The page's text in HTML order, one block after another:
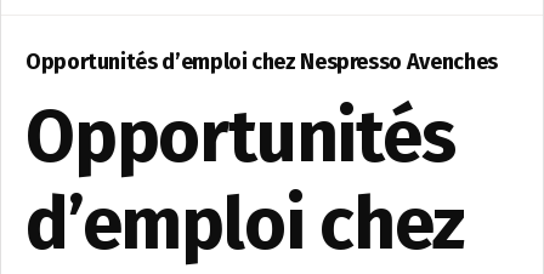
Opportunités d’emploi chez Nespresso Avenches
Opportunités
d’emploi chez